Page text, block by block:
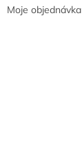
Moje objednávka